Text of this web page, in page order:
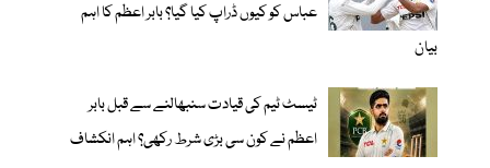
عباس کو کیوں ڈراپ کیا گیا؟ بابر اعظم کا اہم
بیان
ٹیسٹ ٹیم کی قیادت سنبھالنے سے قبل بابر
اعظم نے کون سی بڑی شرط رکھی؟ اہم انکشاف